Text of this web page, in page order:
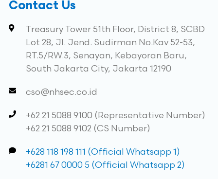
Contact Us
Treasury Tower 51th Floor, District 8, SCBD
Lot 28, Jl. Jend. Sudirman No.Kav 52-53,
RT.5/RW.3, Senayan, Kebayoran Baru,
South Jakarta City, Jakarta 12190
cso@nhsec.co.id
+62 21 5088 9100 (Representative Number)
+62 21 5088 9102 (CS Number)
+628 118 198 111 (Official Whatsapp 1)
+6281 67 0000 5 (Official Whatsapp 2)